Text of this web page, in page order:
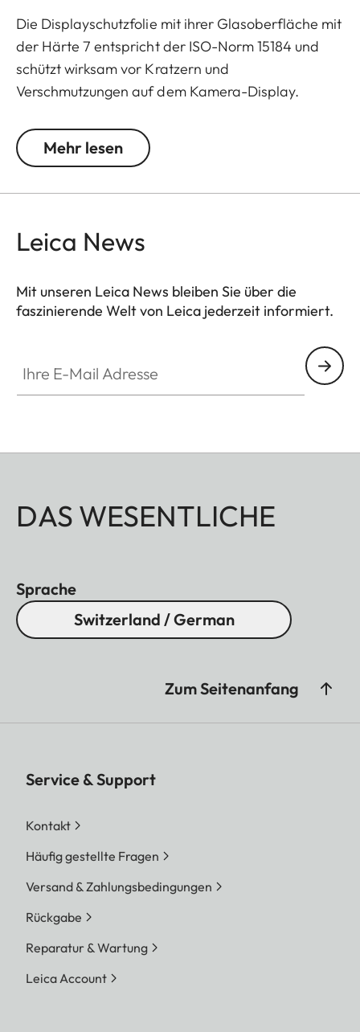
Die Displayschutzfolie mit ihrer Glasoberfläche mit
der Härte 7 entspricht der ISO-Norm 15184 und
schützt wirksam vor Kratzern und
Verschmutzungen auf dem Kamera-Display.
selbst bei hellem Licht eine kontrastreiche
Bilddarstellung ohne störende Spiegelungen zu.
Mehr lesen
Leica News
Mit unseren Leica News bleiben Sie über die
faszinierende Welt von Leica jederzeit informiert.
DAS WESENTLICHE
Sprache
Switzerland / German
Zum Seitenanfang
Service & Support
Kontakt
Häufig gestellte Fragen
Versand & Zahlungsbedingungen
Rückgabe
Reparatur & Wartung
Leica Account